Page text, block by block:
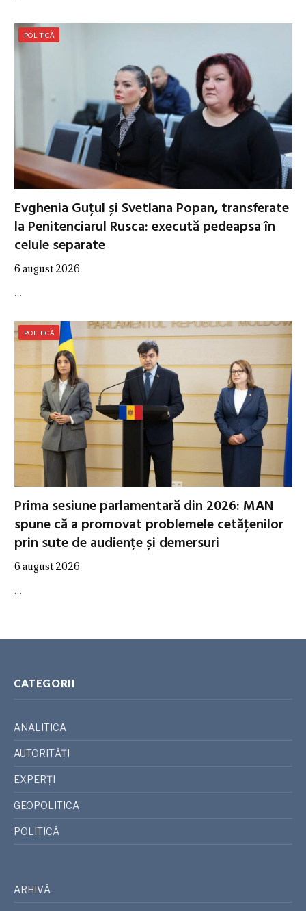
POLITICĂ
Evghenia Guțul și Svetlana Popan, transferate
la Penitenciarul Rusca: execută pedeapsa în
celule separate
6 august 2026
…
POLITICĂ
Prima sesiune parlamentară din 2026: MAN
spune că a promovat problemele cetățenilor
prin sute de audiențe și demersuri
6 august 2026
…
CATEGORII
ANALITICA
AUTORITĂȚI
EXPERȚI
GEOPOLITICA
POLITICĂ
ARHIVĂ